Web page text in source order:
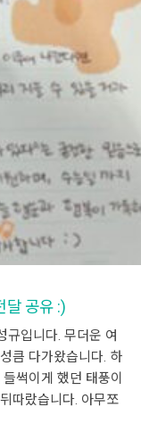
달 공유 :)
규입니다. 무더운 여
큼 다가왔습니다. 하
썩이게 했던 태풍이
따랐습니다. 아무쪼